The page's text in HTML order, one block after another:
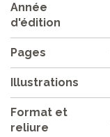
Année
d'édition
Pages
Illustrations
Format et
reliure